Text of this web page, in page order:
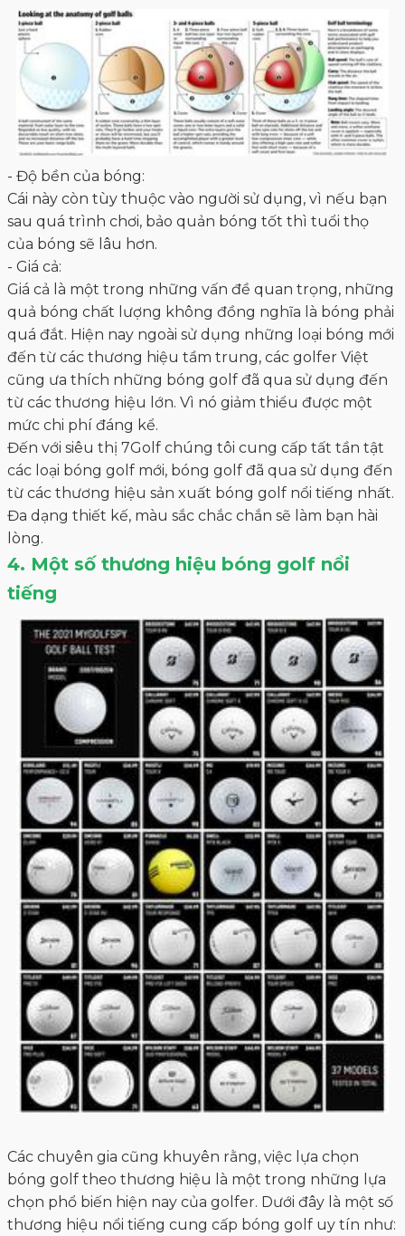
đến từ các thương hiệu tầm trung, các golfer Việt
cũng ưa thích những bóng golf đã qua sử dụng đến
từ các thương hiệu lớn. Vì nó giảm thiểu được một
mức chi phí đáng kể.
Đến với siêu thị 7Golf chúng tôi cung cấp tất tần tật
các loại bóng golf mới, bóng golf đã qua sử dụng đến
từ các thương hiệu sản xuất bóng golf nổi tiếng nhất.
Đa dạng thiết kế, màu sắc chắc chắn sẽ làm bạn hài
lòng.
4. Một số thương hiệu bóng golf nổi
tiếng
Các chuyên gia cũng khuyên rằng, việc lựa chọn
bóng golf theo thương hiệu là một trong những lựa
chọn phổ biến hiện nay của golfer. Dưới đây là một số
thương hiệu nổi tiếng cung cấp bóng golf uy tín như:
Bridgestone, Nike, Titleist, Srixon, Nike, Callaway,
Dunlop,... Và bạn có thể tìm thấy hầu hết những
thương hiệu này tại siêu thị 7Golf với một mức giá tốt
nhất thị trường Việt.
Khi mua sản phẩm bóng golf tại siêu thị
7Golf, quý khách sẽ nhận được:
• 7Golf phân phối độc quyền thương hiệu
Daiwa_GIII, Fourteen và là đối tác uy tín của các
những thương hiệu hàng đầu trên thế giới : Honma,
Ping, Epon Callaway,Titleist, TaylorMade, Mizuno,
• Cung cấp sản phẩm bóng golf đa dạng ở mức giá
hợp lý nhất
• Tất cả sản phẩm liên quan đến bóng golf đảm bảo
nguồn gốc xuất xứ minh bạch rõ ràng